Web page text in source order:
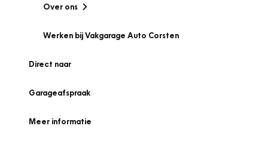
Over ons
Werken bij Vakgarage Auto Corsten
Direct naar
Garageafspraak
Meer informatie